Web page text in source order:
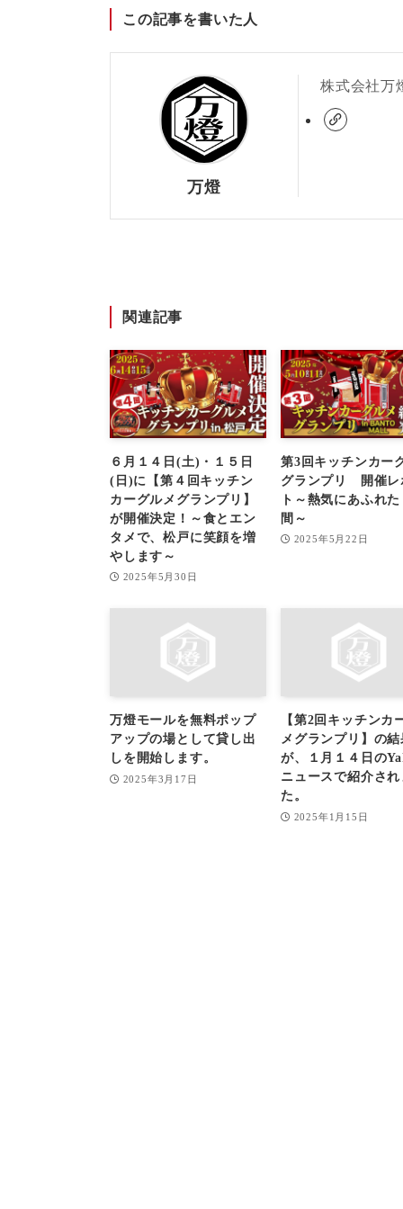
この記事を書いた人
万燈
株式会社万
関連記事
６月１４日(土)・１５日
(日)に【第４回キッチン
カーグルメグランプリ】
が開催決定！～食とエン
タメで、松戸に笑顔を増
やします～
2025年5月30日
第3回キッチンカー
グランプリ 開催レ
ト～熱気にあふれ
間～
2025年5月22日
万燈モールを無料ポップ
アップの場として貸し出
しを開始します。
2025年3月17日
【第2回キッチンカ
メグランプリ】の結
が、１月１４日の
ニュースで紹介さ
た。
2025年1月15日